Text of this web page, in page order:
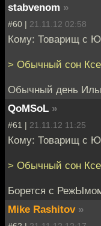
stabvenom »
#60 | 21.11.12 02:58
Кому: Товарищ с
> Обычный сон
Обычный день
QoMSoL »
#61 | 21.11.12 11:25
Кому: Товарищ с
> Обычный сон
Борется с
Mike Rashitov »